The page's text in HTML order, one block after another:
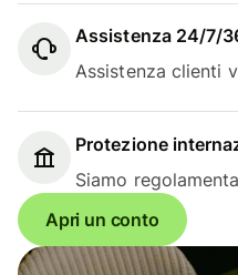
Assistenza 24/7/
Assistenza clienti
Protezione
Siamo
Apri un conto